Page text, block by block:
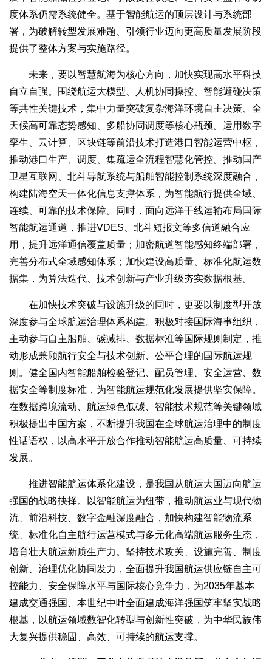
度体系仍需系统健全。基于智能航运的顶层设计与系统部
署，为破解转型发展难题、引领行业迈向更高质量发展阶段
提供了整体方案与实施路径。
未来，要以智慧航海为核心方向，加快实现高水平科技
自立自强。围绕航运大模型、人机协同操控、智能避碰决策
等共性关键技术，集中力量突破复杂海洋环境自主决策、全
天候高可靠态势感知、多船协同调度等核心瓶颈。运用数字
孪生、云计算、区块链等前沿技术打造港口智能运营中枢，
推动港口生产、调度、集疏运全流程智慧化管控。推动国产
卫星互联网、北斗导航系统与船舶智能控制系统深度融合，
构建陆海空天一体化信息支撑体系，为智能航行提供全域、
连续、可靠的技术保障。同时，面向远洋干线运输布局国际
智能航运通道，推进VDES、北斗短报文等多信道融合应
用，提升远洋通信覆盖质量；加密航道智能感知终端部署，
完善分布式全域感知体系；加快建设高质量、标准化航运数
据集，为算法迭代、技术创新与产业升级夯实数据根基。
在加快技术突破与设施升级的同时，更要以制度型开放
深度参与全球航运治理体系构建。积极对接国际海事组织，
主动参与自主船舶、碳减排、数据标准等国际规则制定，推
动形成兼顾航行安全与技术创新、公平合理的国际航运规
则。健全国内智能船舶检验登记、配员管理、安全运营、数
据安全等制度标准，为智能航运规范化发展提供坚实保障。
在数据跨境流动、航运绿色低碳、智能技术规范等关键领域
积极提出中国方案，不断提升我国在全球航运治理中的制度
性话语权，以高水平开放合作推动智能航运高质量、可持续
发展。
推进智能航运体系化建设，是我国从航运大国迈向航运
强国的战略抉择。以智能航运为纽带，推动航运业与现代物
流、前沿科技、数字金融深度融合，加快构建智能物流系
统、标准化自主航行运营模式与多元化高端航运服务生态，
培育壮大航运新质生产力。坚持技术攻关、设施完善、制度
创新、治理优化协同发力，全面提升我国航运供应链自主可
控能力、安全保障水平与国际核心竞争力，为2035年基本
建成交通强国、本世纪中叶全面建成海洋强国筑牢坚实战略
根基，以航运领域数智化转型与创新性突破，为中华民族伟
大复兴提供稳固、高效、可持续的航运支撑。